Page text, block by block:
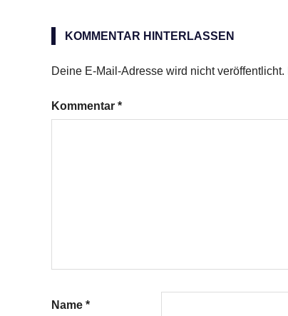
KOMMENTAR HINTERLASSEN
Deine E-Mail-Adresse wird nicht veröffentlicht.
Kommentar *
Name *